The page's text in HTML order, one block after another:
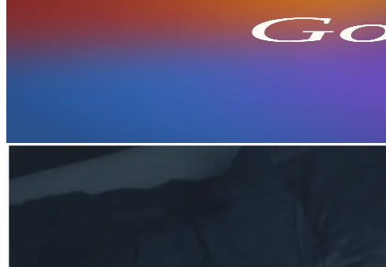
Análise do Google I/O 2026: O
Análise do Google I/O 2026: Uma análise detalhada do